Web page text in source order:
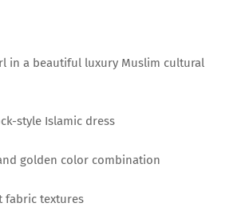
in a beautiful luxury Muslim cultural
style Islamic dress
golden color combination
fabric textures